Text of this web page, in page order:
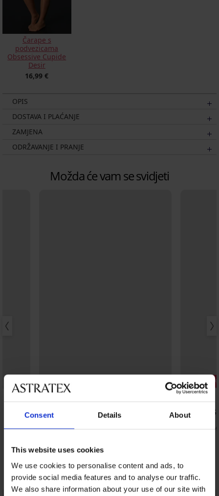
Consent Details About
This website uses cookies
We use cookies to personalise content and ads, to
provide social media features and to analyse our traffic.
We also share information about your use of our site with
Čarape s
podvezicama
Obsessive Cupide
Desir
16,99 €
OPIS
DOSTAVA I PLAĆANJE
ZAMJENA
ODRŽAVANJE I PRANJE
Možda će vam se svidjeti
Bestseller
Grudnjak Spacer Delicate Flower
41,99 €
Popust -
Grudnjak
žica
18,50 €
Otkrijte slične komade